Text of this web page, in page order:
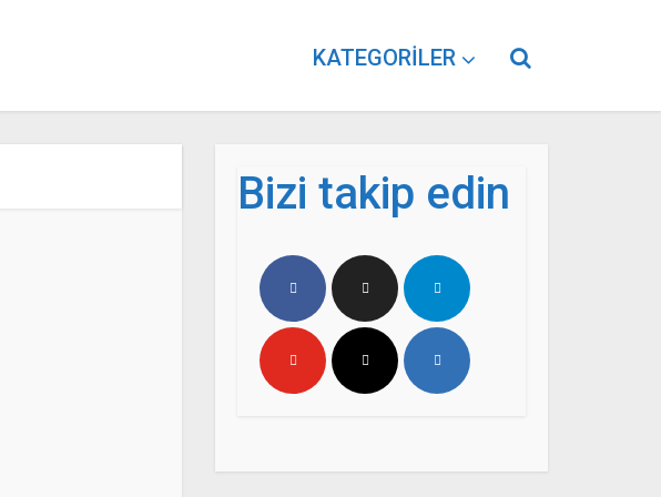
KATEGORILER
Bizi takip edin